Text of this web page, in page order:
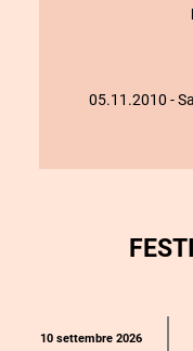
05.11.2010 -
10 settembre 2026